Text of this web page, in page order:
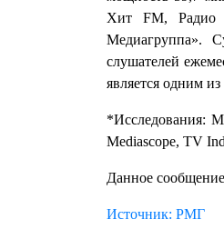
Хит FM, Радио
Медиагруппа».
слушателей
является одним
*Исследования:
Mediascope, TV
Данное
Источник: РМГ